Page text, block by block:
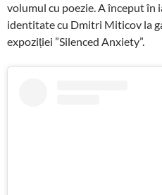
volumul cu poezie. A început în
identitate cu Dmitri Miticov la
expoziției ”Silenced Anxiety”.